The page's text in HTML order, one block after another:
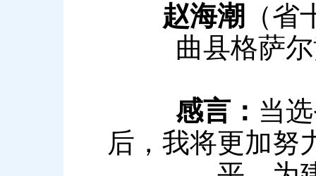
赵海潮 （
曲县格萨
感言： 当
后，我将更加努